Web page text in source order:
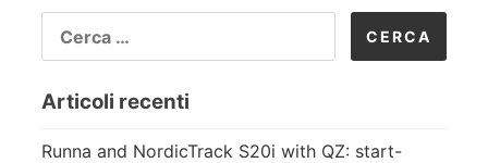
PER:
Articoli recenti
Runna and NordicTrack S20i with QZ: start-